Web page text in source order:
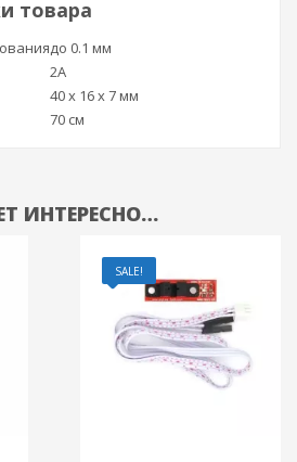
товара
до 0.1 мм
2А
40 х 16 х 7 мм
70 см
ИНТЕРЕСНО…
SALE!